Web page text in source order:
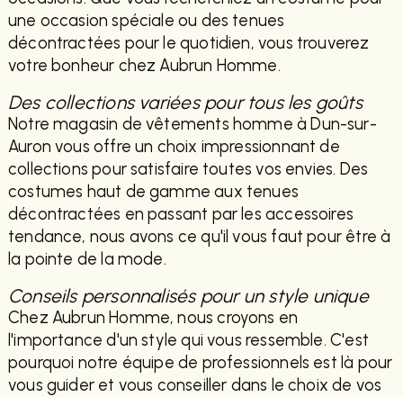
une occasion spéciale ou des tenues
décontractées pour le quotidien, vous trouverez
votre bonheur chez Aubrun Homme.
Des collections variées pour tous les goûts
Notre magasin de vêtements homme à Dun-sur-
Auron vous offre un choix impressionnant de
collections pour satisfaire toutes vos envies. Des
costumes haut de gamme aux tenues
décontractées en passant par les accessoires
tendance, nous avons ce qu'il vous faut pour être à
la pointe de la mode.
Conseils personnalisés pour un style unique
Chez Aubrun Homme, nous croyons en
l'importance d'un style qui vous ressemble. C'est
pourquoi notre équipe de professionnels est là pour
vous guider et vous conseiller dans le choix de vos